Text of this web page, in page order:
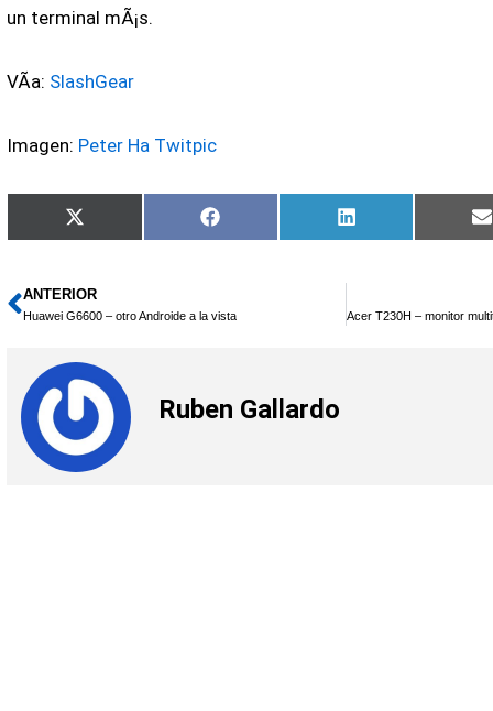
un terminal mÃ¡s.
VÃ­a: SlashGear
Imagen: Peter Ha Twitpic
Compartir
en
X
(Twitter)
Compartir
en
Facebook
Compartir
en
LinkedIn
Ant
ANTERIOR
Huawei G6600 – otro Androide a la vista
Ruben Gallardo